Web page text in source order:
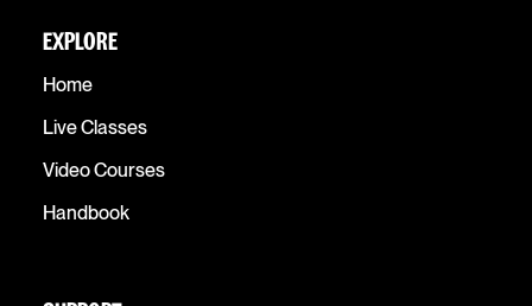
EXPLORE
Home
Live Classes
Video Courses
Handbook